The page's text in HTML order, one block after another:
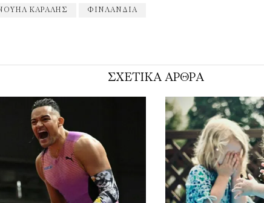
ΚΑΡΑΛΉΣ ΦΙΝΛΑΝΔΙΑ
ΣΧΕΤΙΚΑ ΑΡΘΡΑ